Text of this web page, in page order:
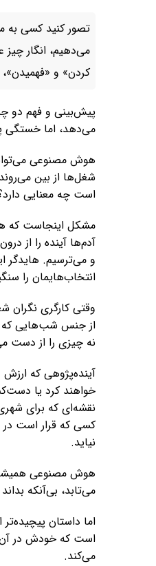
تصور کنید کسی به
می‌دهیم، انگار
کردن» و
پیش‌بینی و فهم دو
می‌دهد، اما خستگی
شغل‌ها از بین
است چه معنایی
مشکل اینجاست که
آدم‌ها آینده را از
و می‌ترسیم. هایدگر
انتخاب‌هایمان را
وقتی کارگری نگران
از جنس شب‌هایی که
نه چیزی را از دست
آینده‌پژوهی که
خواهند کرد یا
نقشه‌ای که برای
کسی که قرار است در
نیاید.
هوش مصنوعی همیشه
می‌تابد، بی‌آنکه
اما داستان
است که خودش در آن
می‌کند.